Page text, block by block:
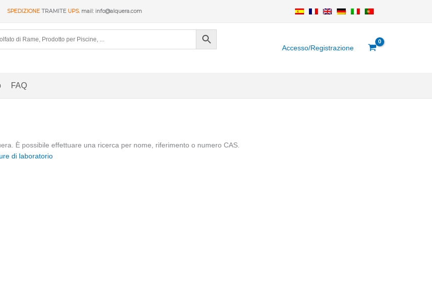
SPEDIZIONE TRAMITE UPS. mail: info@alquera.com
Accesso/Registrazione
FAQ
È possibile effettuare una ricerca per nome, riferimento o numero CAS.
di laboratorio